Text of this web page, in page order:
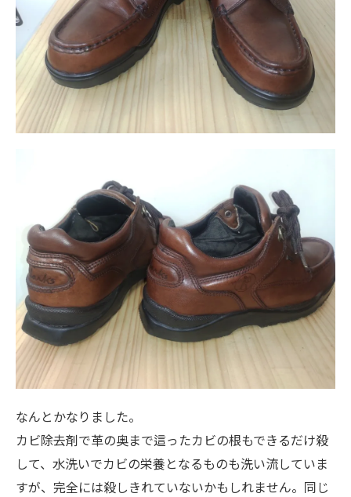
なんとかなりました。
カビ除去剤で革の奥まで這ったカビの根もできるだけ殺
して、水洗いでカビの栄養となるものも洗い流していま
すが、完全には殺しきれていないかもしれません。同じ